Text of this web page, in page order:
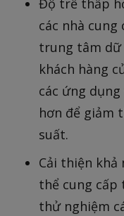
Độ trễ thấp
các nhà cung
trung tâm dữ
khách hàng
các ứng
hơn để giảm
suất.
Cải thiện khả
thể cung cấp
thử nghiệm